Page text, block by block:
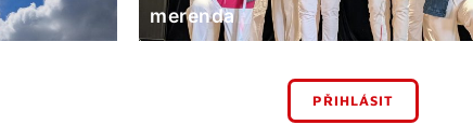
merenda
PŘIHLÁSIT